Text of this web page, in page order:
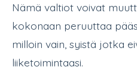
Nämä valtiot voivat
kokonaan peruuttaa
milloin vain, syistä jotka
liiketoimintaasi.